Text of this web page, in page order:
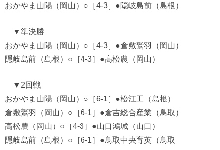
おかやま山陽（岡山）○［4-3］●隠岐島前（島根）
▼準決勝
おかやま山陽（岡山）○［4-3］●倉敷鷲羽（岡山）
隠岐島前（島根）○［4-3］●高松農（岡山）
▼2回戦
おかやま山陽（岡山）○［6-1］●松江工（島根）
倉敷鷲羽（岡山）○［6-1］●倉吉総合産業（鳥取）
高松農（岡山）○［4-3］●山口鴻城（山口）
隠岐島前（島根）○［6-1］●鳥取中央育英（鳥取